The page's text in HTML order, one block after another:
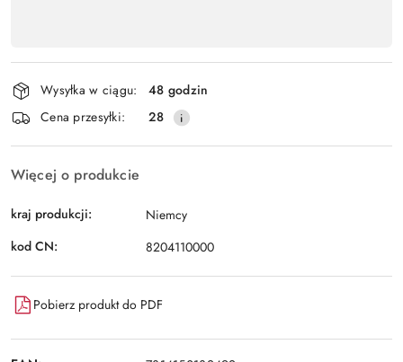
płatność
i
dostawa
Wysyłka w ciągu:
48 godzin
Cena przesyłki:
28
Więcej o produkcie
kraj produkcji:
Niemcy
kod CN:
8204110000
Pobierz produkt do PDF